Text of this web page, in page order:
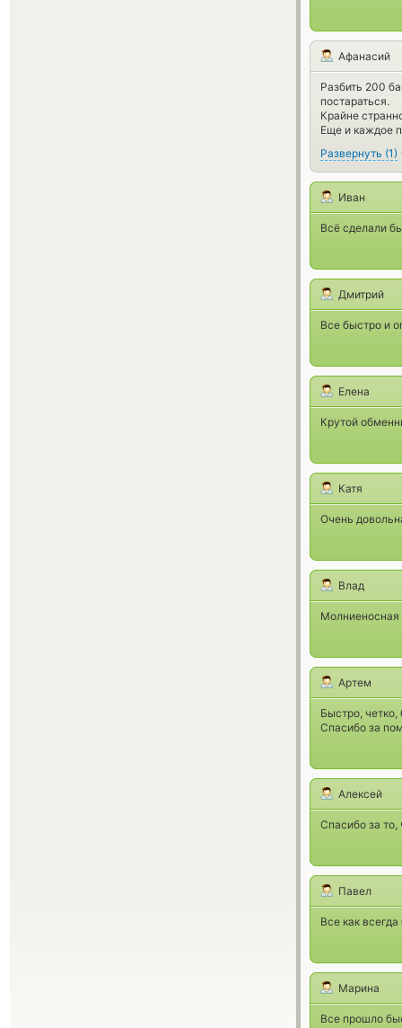
Афанасий
Разбить 200
постараться.
Крайне
Еще и каждое
Развернуть (1)
Иван
Всё сделали
Дмитрий
Все быстро и
Елена
Крутой
Катя
Очень
Влад
Молниеносная
Артем
Быстро,
Спасибо за
Алексей
Спасибо за
Павел
Все как
Марина
Все прошло